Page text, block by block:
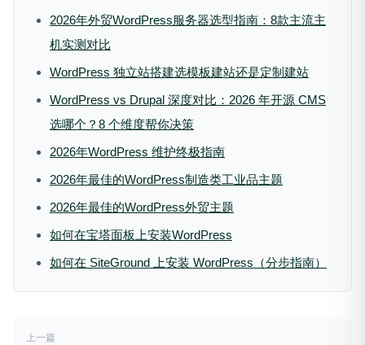
2026年外贸WordPress服务器选型指南：8款主流主
机实测对比
WordPress 独立站搭建选模板建站还是定制建站
WordPress vs Drupal 深度对比：2026 年开源 CMS
选哪个？8 个维度帮你决策
2026年WordPress 维护终极指南
2026年最佳的WordPress制造类工业品主题
2026年最佳的WordPress外贸主题
如何在宝塔面板上安装WordPress
如何在 SiteGround 上安装 WordPress（分步指南）
上一篇